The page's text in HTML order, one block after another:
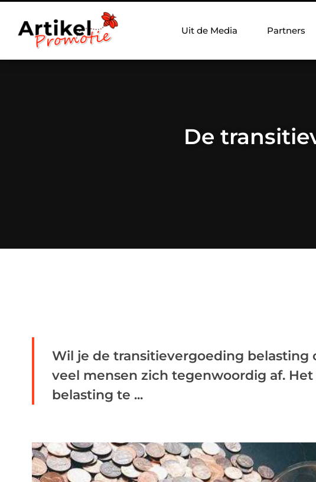
Uit de Media Partners
De
Wil je de transitievergoeding belasting
veel mensen zich tegenwoordig af.
belasting te ...